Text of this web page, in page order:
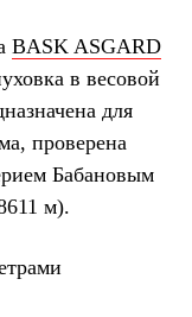
BASK ASGARD
в весовой
для
проверена
Бабановым
м).